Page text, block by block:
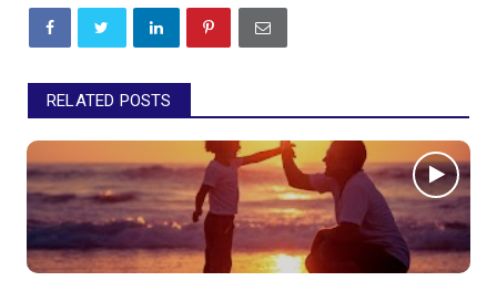
RELATED POSTS